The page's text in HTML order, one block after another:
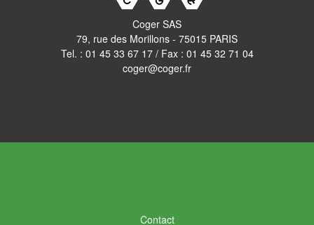
Coger SAS
79, rue des Morillons - 75015 PARIS
Tel. : 01 45 33 67 17/ Fax : 01 45 32 71 04
coger@coger.fr
Contact